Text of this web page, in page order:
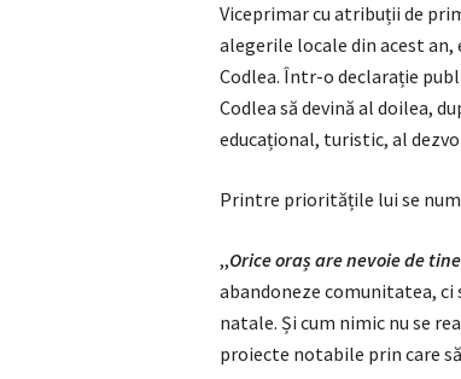
Viceprimar cu atribuții de
alegerile locale din acest
Codlea. Într-o declarație
Codlea să devină al doilea,
educațional, turistic, al
Printre prioritățile lui se
,,Orice oraș are nevoie de
abandoneze comunitatea, ci
natale. Și cum nimic nu se
proiecte notabile prin care